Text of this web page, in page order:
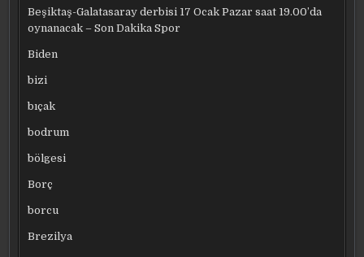
Beşiktaş-Galatasaray derbisi 17 Ocak Pazar saat 19.00’da
oynanacak – Son Dakika Spor
Biden
bizi
bıçak
bodrum
bölgesi
Borç
borcu
Brezilya